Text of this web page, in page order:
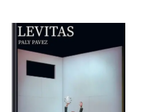
$12.000